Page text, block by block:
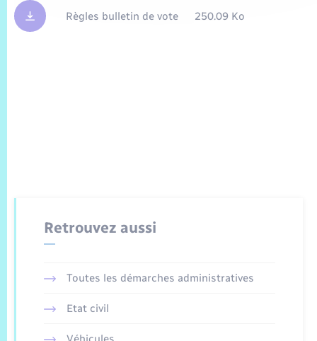
Règles bulletin de vote 250.09 Ko
Retrouvez aussi
Toutes les démarches administratives
Etat civil